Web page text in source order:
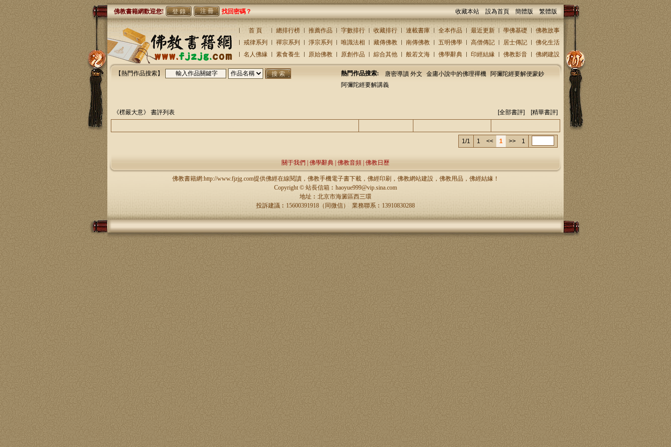
佛教書籍網歡迎您! 注 冊 找回密碼？ 收藏本站 設為首頁 簡體版 繁體版
首 頁 總排行榜 推薦作品 字數排行 收藏排行 連載書庫 全本作品 最近更新 學佛基礎
佛教故事
戒律系列
禪宗系列 淨宗系列 唯識法相 藏傳佛教 南傳佛教 五明佛學 高僧傳記 居士傳記
佛化生活
名人佛緣
素食養生 原始佛教 原創作品 綜合其他 般若文海 佛學辭典 印經結緣 佛教影音 佛網建設
【熱門作品搜索】 熱門作品搜索: 唐密導讀 外文 金庸小說中的佛理禪機
阿彌陀經要解便蒙鈔
阿彌陀經要解講義
《楞嚴大意》 書評列表 [全部書評] [精華書評]
1/1 1 << 1 >> 1
關于我們 佛學辭典 佛教音頻 佛教日歷
佛教書籍網:http://www.fjzjg.com提供佛經在線閱讀，佛教手機電子書下載，佛經印刷，佛教網站建設，佛教用品，佛經結緣！
Copyright © 站長信箱︰haoyue999@vip.sina.com
地址︰北京市海澱區西三環
投訴建議︰15600391918（同微信） 業務聯系︰13910830288